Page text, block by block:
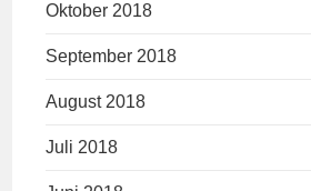
Oktober 2018
September 2018
August 2018
Juli 2018